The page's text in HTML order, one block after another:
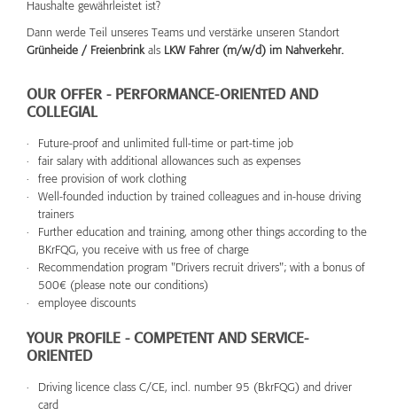
Haushalte gewährleistet ist?
Dann werde Teil unseres Teams und verstärke unseren Standort
Grünheide / Freienbrinkals LKW Fahrer (m/w/d) im Nahverkehr.
OUR OFFER - PERFORMANCE-ORIENTED AND
COLLEGIAL
Future-proof and unlimited full-time or part-time job
fair salary with additional allowances such as expenses
free provision of work clothing
Well-founded induction by trained colleagues and in-house driving
trainers
Further education and training, among other things according to the
BKrFQG, you receive with us free of charge
Recommendation program "Drivers recruit drivers"; with a bonus of
500€ (please note our conditions)
employee discounts
YOUR PROFILE - COMPETENT AND SERVICE-
ORIENTED
Driving licence class C/CE, incl. number 95 (BkrFQG) and driver
card